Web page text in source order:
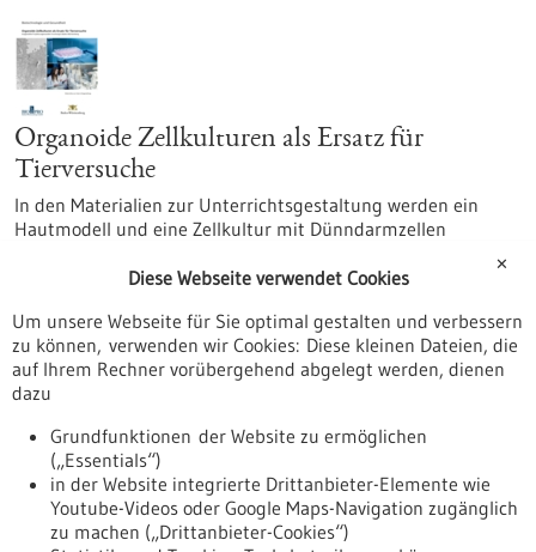
Organoide Zellkulturen als Ersatz für
Tierversuche
In den Materialien zur Unterrichtsgestaltung werden ein
Hautmodell und eine Zellkultur mit Dünndarmzellen
können. Eine kurze Einführung zu Bau und Funktion der Haut
verschärften Anforderungen an den Tierschutz für Versuche
mit oder an lebenden Tieren werden eingeführt und bieten
eine Möglichkeit, auch biologisch-medizinische Probleme im
Unterricht zu behandeln.
Download(PDF ca. 1,63 MB)
✕
Diese Webseite verwendet Cookies
Um unsere Webseite für Sie optimal gestalten und verbessern
zu können, verwenden wir Cookies: Diese kleinen Dateien, die
auf Ihrem Rechner vorübergehend abgelegt werden, dienen
dazu
Grundfunktionen der Website zu ermöglichen
(„Essentials“)
in der Website integrierte Drittanbieter-Elemente wie
Youtube-Videos oder Google Maps-Navigation zugänglich
zu machen („Drittanbieter-Cookies“)